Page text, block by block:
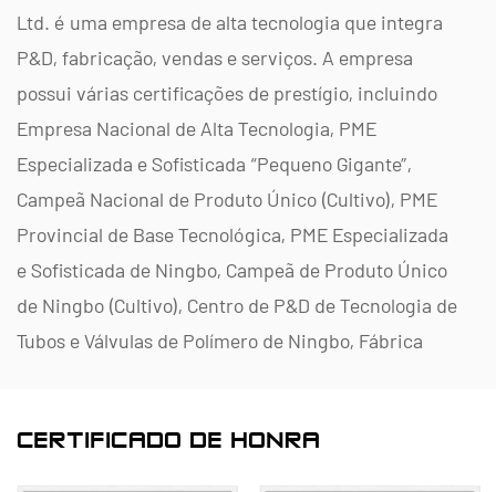
Ltd. é uma empresa de alta tecnologia que integra
P&D, fabricação, vendas e serviços. A empresa
possui várias certificações de prestígio, incluindo
Empresa Nacional de Alta Tecnologia, PME
Especializada e Sofisticada “Pequeno Gigante”,
Campeã Nacional de Produto Único (Cultivo), PME
Provincial de Base Tecnológica, PME Especializada
e Sofisticada de Ningbo, Campeã de Produto Único
de Ningbo (Cultivo), Centro de P&D de Tecnologia de
Tubos e Válvulas de Polímero de Ningbo, Fábrica
Maturidade de Capacidade de Gerenciamento de
CERTIFICADO DE HONRA